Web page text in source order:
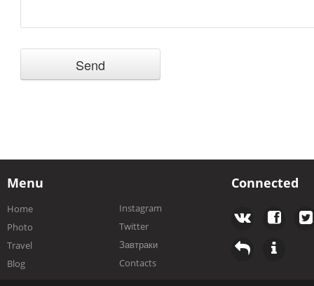
Menu
Home
Photo
Travel
Blog
Instagram
Twitter
Завтраки
Contacts
Connected